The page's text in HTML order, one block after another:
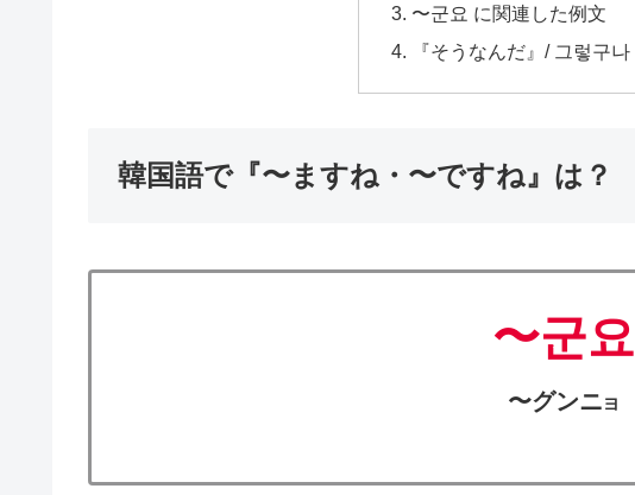
〜군요 に関連した例文
『そうなんだ』/ 그렇구나
韓国語で『〜ますね・〜ですね』は？
〜군요
〜グンニヨ